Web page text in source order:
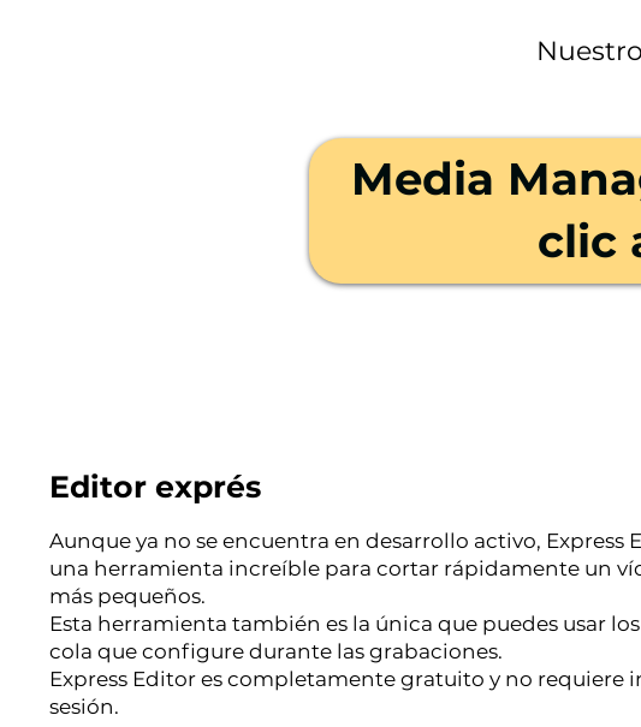
Media
clic
Editor exprés
Aunque ya no se encuentra en desarrollo activo, Express
una herramienta increíble para cortar rápidamente un
más pequeños.
Esta herramienta también es la única que puedes usar
cola que configure durante las grabaciones.
Express Editor es completamente gratuito y no requiere
sesión.